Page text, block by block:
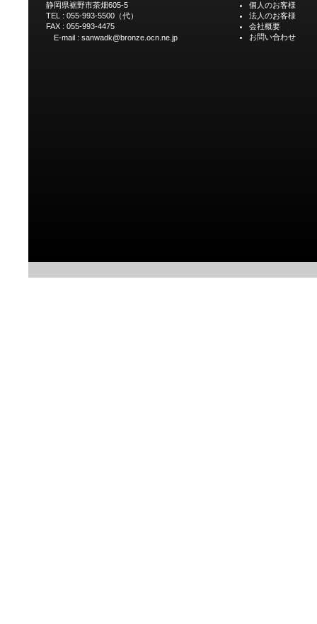
静岡県裾野市茶畑605-5
TEL : 055-993-5500（代）
FAX : 055-993-4475
E-mail : sanwadk@bronze.ocn.ne.jp
個人のお客様
法人のお客様
会社概要
お問い合わせ